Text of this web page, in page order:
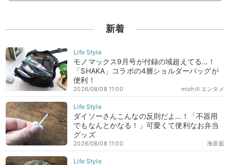
新着
モノマックス9月号が付録の域超えてる…！
「SHAKA」コラボの4層ショルダーバッグが
便利！
michill エンタメ
2026/08/08 11:00
ダイソーさんこんなの反則だよ…！「不器用
でもなんとかなる！」可愛くて便利なお弁当
グッズ
海原藍
2026/08/08 11:00